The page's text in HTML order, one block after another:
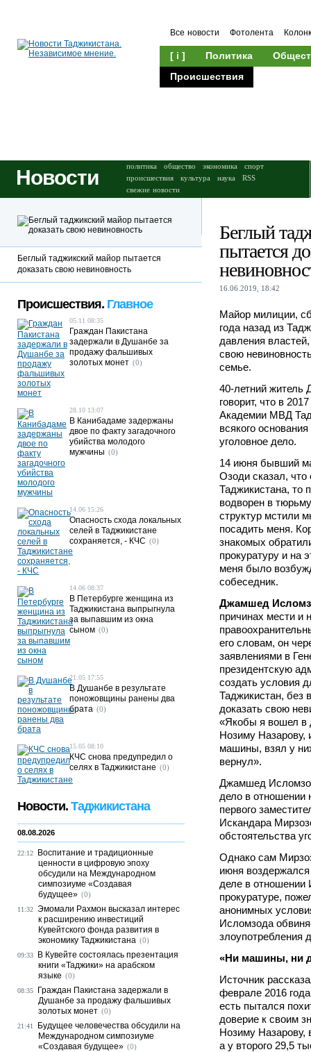
Все новости Фотолента
[ i ] Политика
Происшествия
Новости политика общество экономика
спорт
происшествия
культура наука
RSS
свежие новости
Беглый
пытается
16.06.2019, 18:42
Майор милиции,
года назад из
давления
свою
семье.
40-летний
говорит, что в
Академии МВД
всякого
уголовное дело.
14 июня бывший
Озоди сказал,
Таджикистана, то
водворен в
структур мстили
посадить меня.
знакомых
прокуратуру и на
меня было
собеседник.
Джамшед
причинах мести и
его словам, он
заявлениями в
президентскую
создать условия
Таджикистан, без
доказать свою
«Якобы я вошел в
Нозиму Назарову,
машины, взял у
вернул».
Джамшед
дело в отношении
первого
Искандара
обстоятельства
Однако сам
июня воздержался
деле в отношении
прокуратуре,
анонимных
Исломзода
злоупотребления
«Ни машины, ни
Источник
феврале 2016
есть пытался
доверие к своим
Нозиму Назарову,
а у второго 29,5
Беглый таджикский майор пытается
доказать свою невиновность
Происшествия. Главное
05.11 08:35
Граждан Пакистана
задержали в Душанбе за
продажу фальшивых
золотых монет (0)
28.10 13:07
В Канибадаме задержаны
двое по факту загадочного
убийства молодого
мужчины (0)
14.06 15:26
Опасность схода локальных
селей в Таджикистане
сохраняется, - КЧС (0)
14.06 08:37
В Петербурге женщина из
Таджикистана выпрыгнула
за выпавшим из окна
сыном (0)
21.05 17:55
В Душанбе в результате
поножовщины ранены два
брата (0)
15.05 08:10
КЧС снова предупредил о
селях в Таджикистане (0)
Новости. Таджикистана
08.08.2026
22:12
Воспитание и традиционные
ценности в цифровую эпоху
обсудили на Международном
симпозиуме «Создавая
будущее» (0)
11:32 Эмомали Рахмон высказал интерес
к расширению инвестиций
Кувейтского фонда развития в
экономику Таджикистана (0)
09:33
В Кувейте состоялась презентация
книги «Таджики» на арабском
языке (0)
08:35
Граждан Пакистана задержали в
Душанбе за продажу фальшивых
золотых монет (0)
21:41
Будущее человечества обсудили на
Международном симпозиуме
«Создавая будущее» (0)